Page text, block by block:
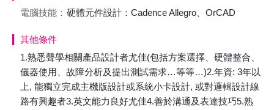
電腦技能： 硬體元件設計：Cadence Allegro、OrCAD
其他條件
1.熟悉聲學相關產品設計者尤佳(包括方案選擇、硬體整合、
儀器使用、故障分析及提出測試需求…等等…)2.年資: 3年以
上, 能獨立完成主機版設計或系統小卡設計, 或對邏輯設計線
路有興趣者3.英文能力良好尤佳4.善於溝通及表達技巧5.熟